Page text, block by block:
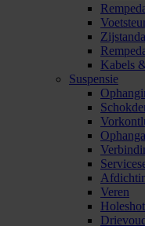
Kabels
Suspensie
Veren